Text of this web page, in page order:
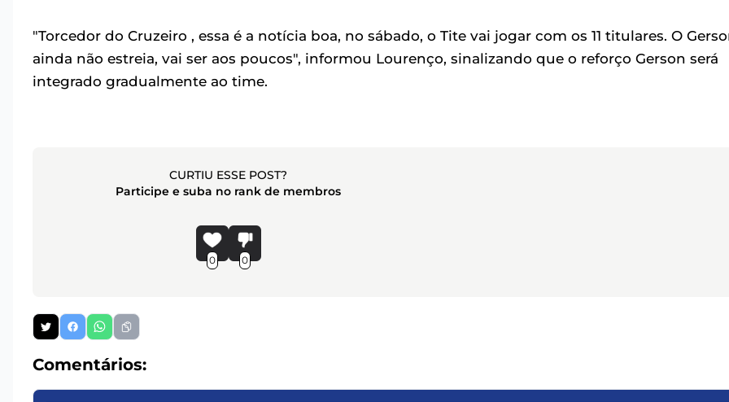
"Torcedor do Cruzeiro , essa é a notícia boa, no sábado, o Tite vai jogar com os 11 titulares. O
ainda não estreia, vai ser aos poucos", informou Lourenço, sinalizando que o reforço Gerson será
integrado gradualmente ao time.
CURTIU ESSE POST?
Participe e suba no rank de membros
0 0
Comentários: